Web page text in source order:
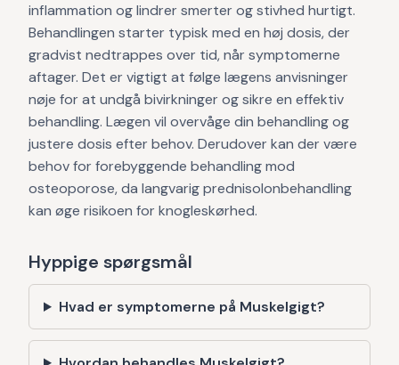
inflammation og lindrer smerter og stivhed hurtigt.
Behandlingen starter typisk med en høj dosis, der
gradvist nedtrappes over tid, når symptomerne
aftager. Det er vigtigt at følge lægens anvisninger
nøje for at undgå bivirkninger og sikre en effektiv
behandling. Lægen vil overvåge din behandling og
justere dosis efter behov. Derudover kan der være
behov for forebyggende behandling mod
osteoporose, da langvarig prednisolonbehandling
kan øge risikoen for knogleskørhed.
Hyppige spørgsmål
Hvad er symptomerne på Muskelgigt?